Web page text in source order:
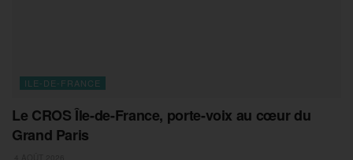
ILE-DE-FRANCE
Le CROS Île-de-France, porte-voix au cœur du
Grand Paris